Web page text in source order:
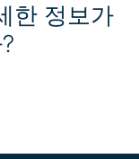
한 정보가